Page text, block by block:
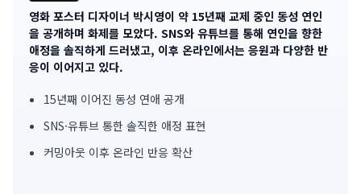
기
사
영화 포스터 디자이너 박시영이 약 15년째 교제 중인 동성 연인
을 공개하며 화제를 모았다. SNS와 유튜브를 통해 연인을 향한
애정을 솔직하게 드러냈고, 이후 온라인에서는 응원과 다양한 반
응이 이어지고 있다.
15년째 이어진 동성 연애 공개
SNS·유튜브 통한 솔직한 애정 표현
커밍아웃 이후 온라인 반응 확산